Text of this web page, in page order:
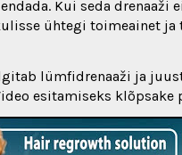
Kui seda drenaaži
ühtegi toimeainet ja
lümfidrenaaži ja
esitamiseks klõpsake